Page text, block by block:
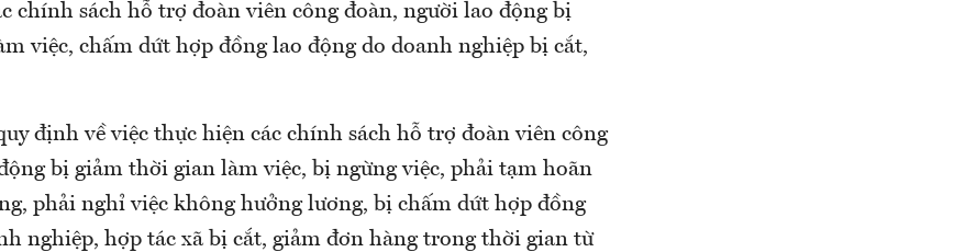
chính sách hỗ trợ đoàn viên công đoàn, người lao động bị
việc, chấm dứt hợp đồng lao động do doanh nghiệp bị cắt,
định về việc thực hiện các chính sách hỗ trợ đoàn viên công
bị giảm thời gian làm việc, bị ngừng việc, phải tạm hoãn
phải nghỉ việc không hưởng lương, bị chấm dứt hợp đồng
nghiệp, hợp tác xã bị cắt, giảm đơn hàng trong thời gian từ